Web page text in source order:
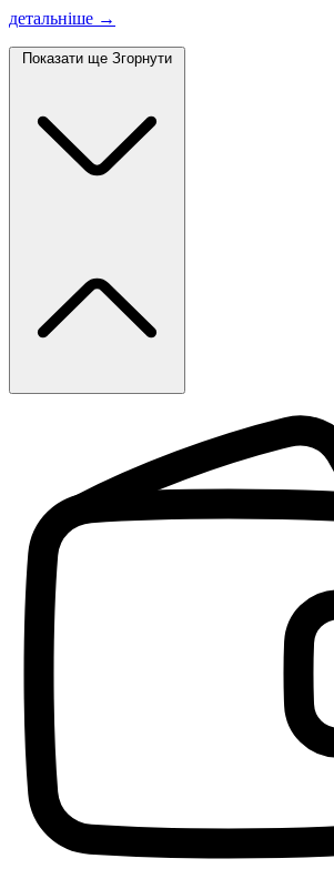
детальніше →
Показати ще Згорнути